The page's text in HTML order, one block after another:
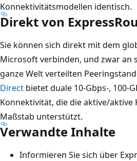
Konnektivitätsmodellen identisch.
Direkt von
Sie können sich direkt mit dem
Microsoft verbinden, und zwar an
ganze Welt verteilten
Direct bietet duale 10-Gbps-, 100-
Konnektivität, die die aktive/
Maßstab unterstützt.
Verwandte Inhalte
Informieren Sie sich über